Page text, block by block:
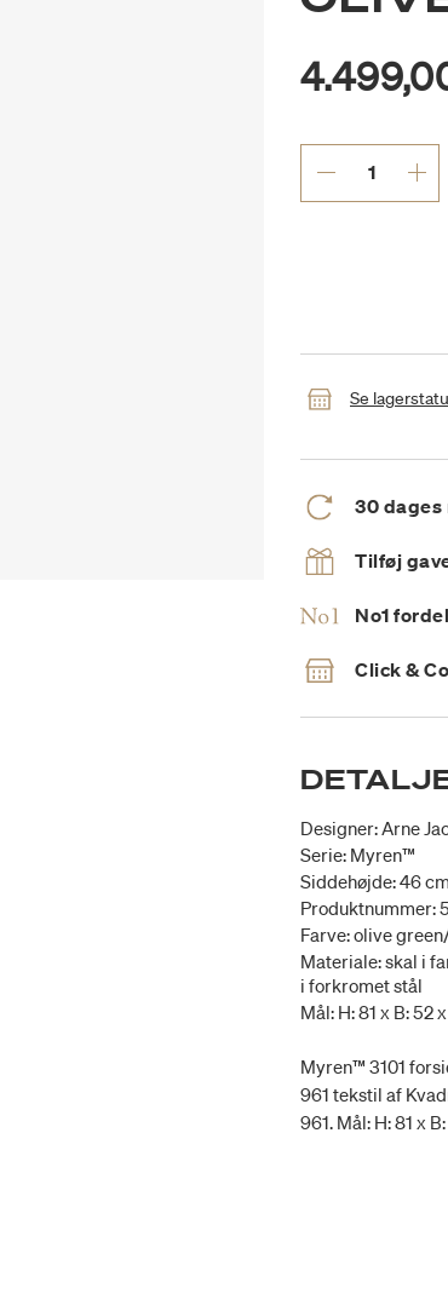
Se
30
Tilføj
No1
Click &
Designer: Arne
Serie: Myren™
Siddehøjde: 46 cm
Produktnummer:
Farve: olive
Materiale: skal i
i forkromet stål
Mål: H: 81 x B: 52
Myren™ 3101
961 tekstil af
961. Mål: H: 81 x